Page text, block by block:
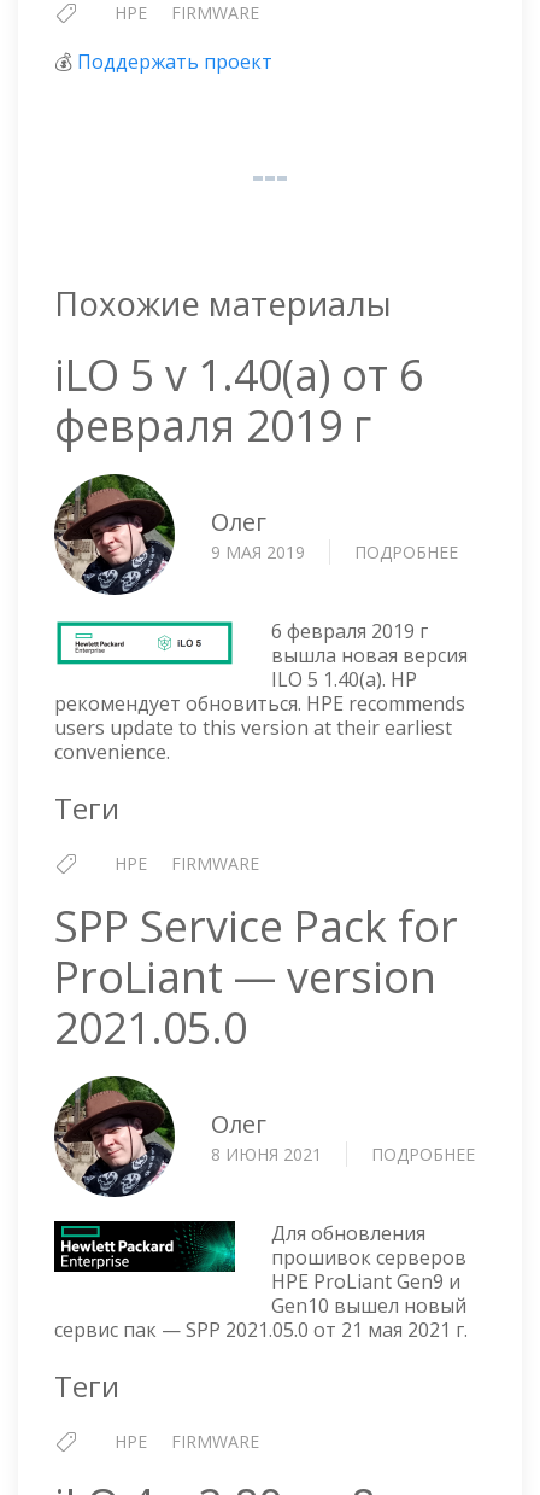
HPE FIRMWARE
💰 Поддержать проект
Похожие материалы
iLO 5 v 1.40(a) от 6
февраля 2019 г
Олег
9 МАЯ 2019 ПОДРОБНЕЕ
1.40(A)
6
6 февраля 2019 г
вышла новая версия
ILO 5 1.40(a). HP
рекомендует обновиться. HPE recommends
users update to this version at their earliest
convenience.
Теги
HPE FIRMWARE
SPP Service Pack for
ProLiant — version
2021.05.0
Олег
8 ИЮНЯ 2021 ПОДРОБНЕЕ
Для обновления
прошивок серверов
HPE ProLiant Gen9 и
Gen10 вышел новый
сервис пак — SPP 2021.05.0 от 21 мая 2021 г.
Теги
HPE FIRMWARE